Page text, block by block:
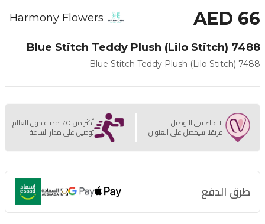
AED 66
Harmony Flowers
Blue Stitch Teddy Plush (Lilo Stitch) 7488
Blue Stitch Teddy Plush (Lilo Stitch) 7488
لا عناء في التوصيل
فريقنا سيحصل على العنوان
أكثر من 70 مدينة حول العالم
توصيل على مدار الساعة
طرق الدفع